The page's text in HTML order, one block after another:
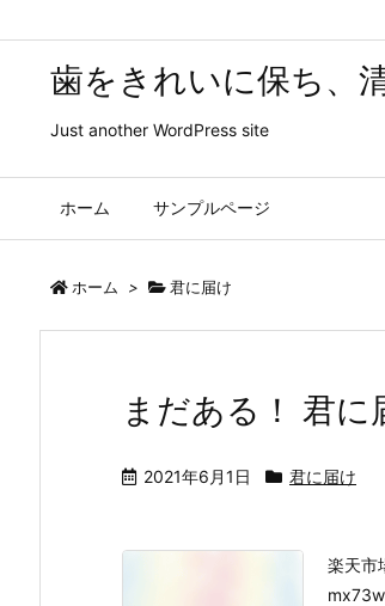
歯をきれいに保ち、
Just another WordPress site
ホーム サンプルページ
ホーム > 君に届け
まだある！ 君
2021年6月1日 君に届け
楽天市